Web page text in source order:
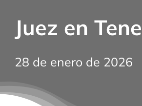
Juez en
28 de enero de 2026